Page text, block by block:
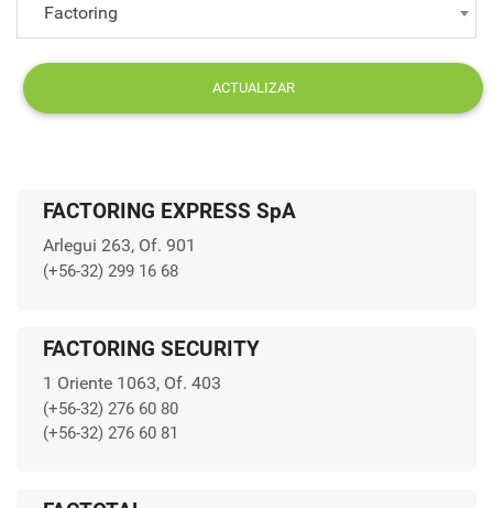
Factoring
ACTUALIZAR
FACTORING EXPRESS SpA
Arlegui 263, Of. 901
(+56-32) 299 16 68
FACTORING SECURITY
1 Oriente 1063, Of. 403
(+56-32) 276 60 80
(+56-32) 276 60 81